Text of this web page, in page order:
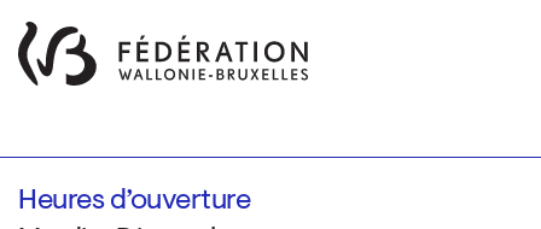
Heures d’ouverture